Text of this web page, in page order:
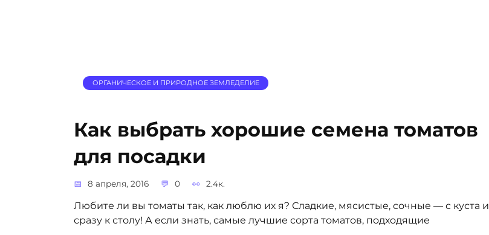
ОРГАНИЧЕСКОЕ И ПРИРОДНОЕ ЗЕМЛЕДЕЛИЕ
Как выбрать хорошие семена томатов
для посадки
8 апреля, 2016 0 2.4к.
Любите ли вы томаты так, как люблю их я? Сладкие, мясистые, сочные — с куста и
сразу к столу! А если знать, самые лучшие сорта томатов, подходящие